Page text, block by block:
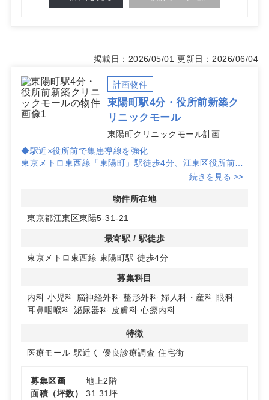
掲載日：2026/05/01 更新日：2026/06/04
計画物件
東陽町駅4分・役所前新築ク
リニックモール
東陽町クリニックモール計画
◆駅近×役所前で集患導線を強化
東京メトロ東西線「東陽町」駅徒歩4分、江東区役所前と
◆新築モール×薬局併設で患者利便性
定。
処方導線がスムーズになり、患者利便性の高いワンストッ
2階〜8階は各31.31坪を募集。診療フローを描きやすい標
準化された面積で、フロア選択の検討がしやすいのが特
長。
詳細はお問い合わせください
続きを見る >>
物件所在地
東京都江東区東陽5-31-21
最寄駅 / 駅徒歩
東京メトロ東西線 東陽町駅 徒歩4分
募集科目
内科 小児科 脳神経外科 整形外科 婦人科・産科 眼科
耳鼻咽喉科 泌尿器科 皮膚科 心療内科
特徴
医療モール 駅近く 優良診療調査 住宅街
募集区画
地上2階
面積（坪数）
31.31坪